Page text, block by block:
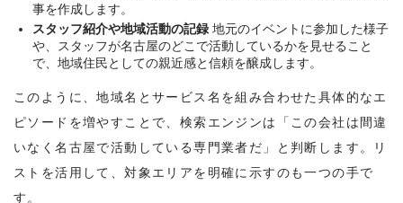
事を作成します。
スタッフ紹介や地域活動の記録 地元のイベントに参加した様子
や、スタッフが名古屋のどこで活動しているかを見せること
で、地域住民としての親近感と信頼を醸成します。
このように、地域名とサービス名を組み合わせた具体的なエ
ピソードを増やすことで、検索エンジンは「この会社は間違
いなく名古屋で活動している専門業者だ」と判断します。リ
ストを活用して、対象エリアを明確に示すのも一つの手で
す。